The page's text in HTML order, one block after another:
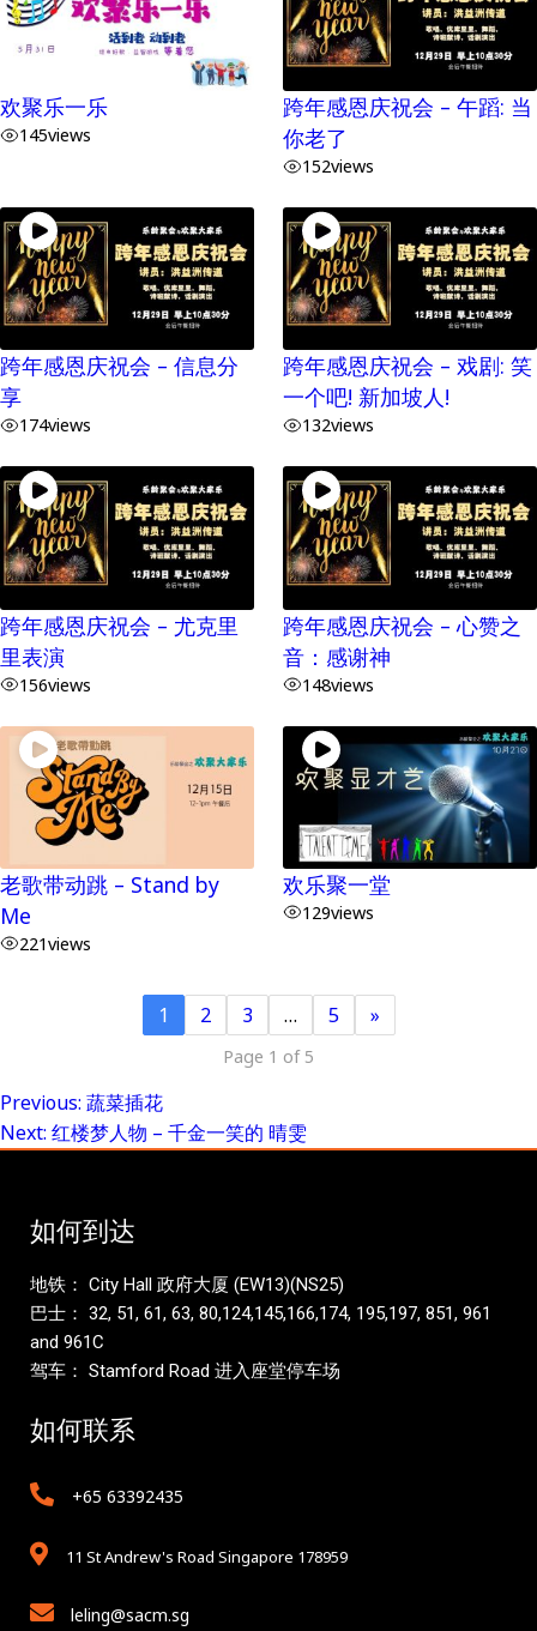
欢聚乐一乐
145views
跨年感恩庆祝会 – 午蹈: 当
你老了
152views
跨年感恩庆祝会 – 信息分
享
174views
跨年感恩庆祝会 – 戏剧: 笑
一个吧! 新加坡人!
132views
跨年感恩庆祝会 – 尤克里
里表演
156views
跨年感恩庆祝会 – 心赞之
音：感谢神
148views
老歌带动跳 – Stand by
Me
221views
欢乐聚一堂
129views
1 2 3 … 5 »
Page 1 of 5
Post
Previous: 蔬菜插花
Next: 红楼梦人物 – 千金一笑的 晴雯
如何到达
地铁： City Hall 政府大厦 (EW13)(NS25)
巴士： 32, 51, 61, 63, 80,124,145,166,174, 195,197, 851, 961
and 961C
驾车： Stamford Road 进入座堂停车场
如何联系
+65 63392435
11 St Andrew's Road Singapore 178959
leling@sacm.sg